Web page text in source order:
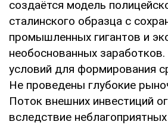
создаётся модель
сталинского образца с
промышленных гигантов и
необоснованных
условий для формирования
Не проведены глубокие
Поток внешних инвестиций
вследствие